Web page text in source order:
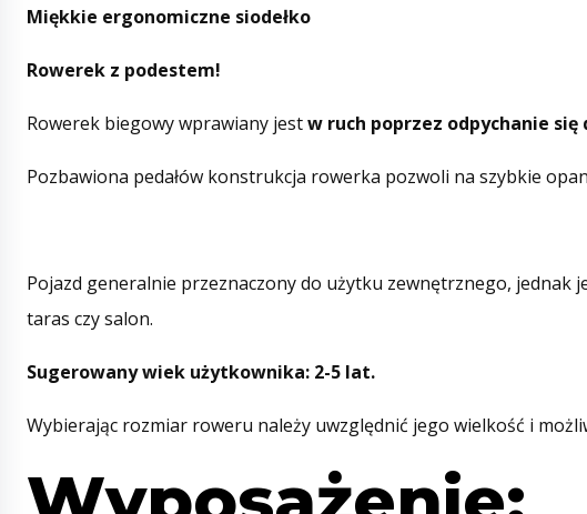
Miękkie ergonomiczne siodełko
Rowerek z podestem!
Rowerek biegowy wprawiany jestw ruch poprzez odpychanie
Pozbawiona pedałów konstrukcja rowerka pozwoli na szybkie
Pojazd generalnie przeznaczony do użytku zewnętrznego, jednak
taras czy salon.
Sugerowany wiek użytkownika: 2-5 lat.
Wybierając rozmiar roweru należy uwzględnić jego wielkość i